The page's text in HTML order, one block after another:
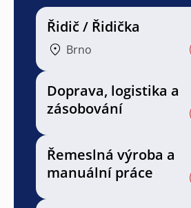
Řidič / Řidička
Brno
Doprava, logistika a
zásobování
Řemeslná výroba a
manuální práce